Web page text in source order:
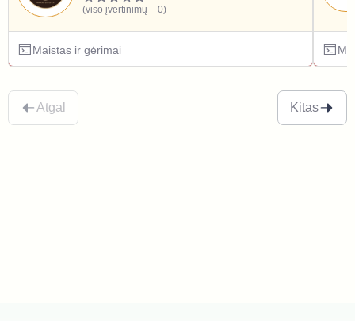
(viso įvertinimų – 0)
Maistas ir gėrimai
Atgal Kitas